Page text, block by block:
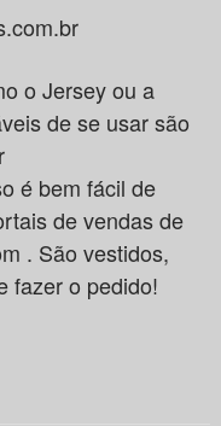
o Jersey ou a
de se usar são
é bem fácil de
de vendas de
. São vestidos,
fazer o pedido!